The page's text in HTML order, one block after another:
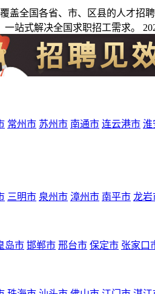
盖全国各省、市、区县的人才
站式解决全国求职招工需求。
常州市 苏州市 南通市 连云港市 淮
三明市 泉州市 漳州市 南平市 龙岩
岛市 邯郸市 邢台市 保定市 张家口